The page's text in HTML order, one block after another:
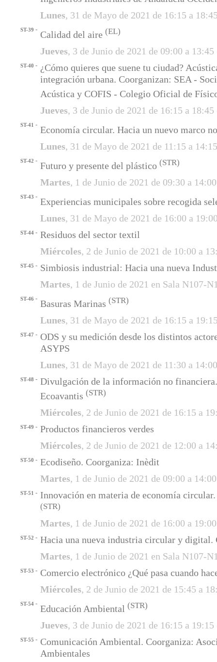
Lunes, 31 de Mayo de 2021 de 16:15 a
ST-39 - Calidad del aire (EL)
Jueves, 3 de Junio de 2021 de 09:00 a
ST-40 - ¿Cómo quieres que suene tu ciudad?
integración urbana. Coorganizan: SEA -
Acústica y COFIS - Colegio Oficial de
Jueves, 3 de Junio de 2021 de 16:15 a
ST-41 - Economía circular. Hacia un nuevo marco
Lunes, 31 de Mayo de 2021 de 11:15 a
ST-42 - Futuro y presente del plástico (STR)
Martes, 1 de Junio de 2021 de 09:30 a
ST-43 - Experiencias municipales sobre recogida
Lunes, 31 de Mayo de 2021 de 16:00 a
ST-44 - Residuos del sector textil
Miércoles, 2 de Junio de 2021 de 10:00 a
ST-45 - Simbiosis industrial: Hacia una nueva
Martes, 1 de Junio de 2021 en Sala N107-
ST-46 - Basuras Marinas (STR)
Lunes, 31 de Mayo de 2021 de 16:15 a
ST-47 - ODS y su medición desde los distintos
ASYPS
Lunes, 31 de Mayo de 2021 de 11:30 a
ST-48 - Divulgación de la información no
Ecoavantis (STR)
Miércoles, 2 de Junio de 2021 de 16:15 a
ST-49 - Productos financieros verdes
Miércoles, 2 de Junio de 2021 de 12:00 a
ST-50 - Ecodiseño. Coorganiza: Inèdit
Martes, 1 de Junio de 2021 de 09:00 a
ST-51 - Innovación en materia de economía
(STR)
Martes, 1 de Junio de 2021 de 16:00 a
ST-52 - Hacia una nueva industria circular y digital.
Martes, 1 de Junio de 2021 en Sala N107-
ST-53 - Comercio electrónico ¿Qué pasa cuando
Miércoles, 2 de Junio de 2021 de 15:45 a
ST-54 - Educación Ambiental (STR)
Jueves, 3 de Junio de 2021 de 16:15 a
ST-55 - Comunicación Ambiental. Coorganiza:
Ambientales